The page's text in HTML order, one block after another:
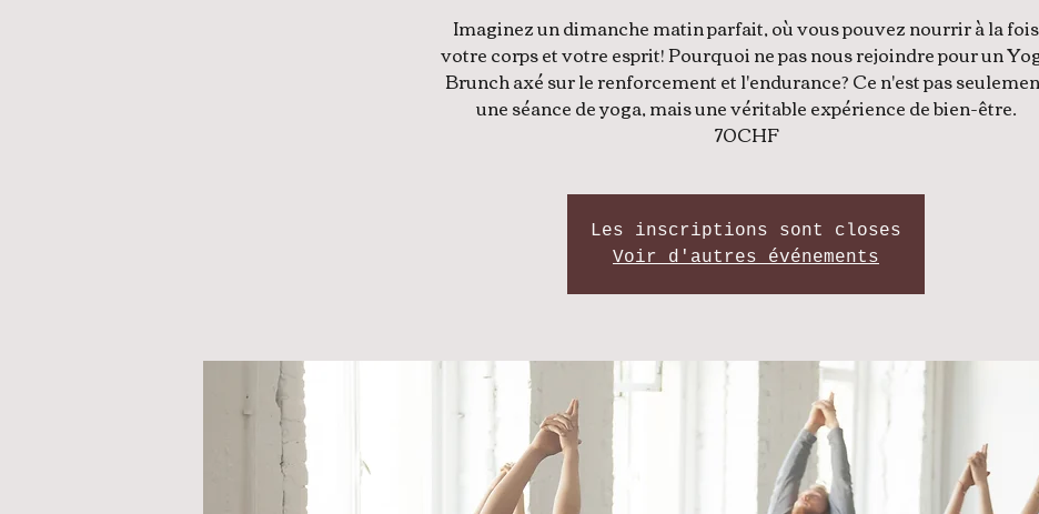
Imaginez un dimanche matin parfait, où vous pouvez nourrir à la fois
votre corps et votre esprit! Pourquoi ne pas nous rejoindre pour un
Brunch axé sur le renforcement et l'endurance? Ce n'est pas
une séance de yoga, mais une véritable expérience de bien-être.
70CHF
Les inscriptions sont closes
Voir d'autres événements